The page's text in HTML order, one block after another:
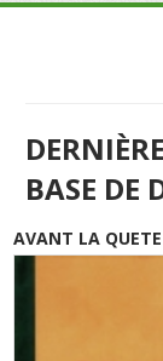
BASE DE
AVANT LA